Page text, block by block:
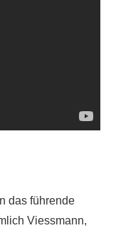
das führende
Viessmann,